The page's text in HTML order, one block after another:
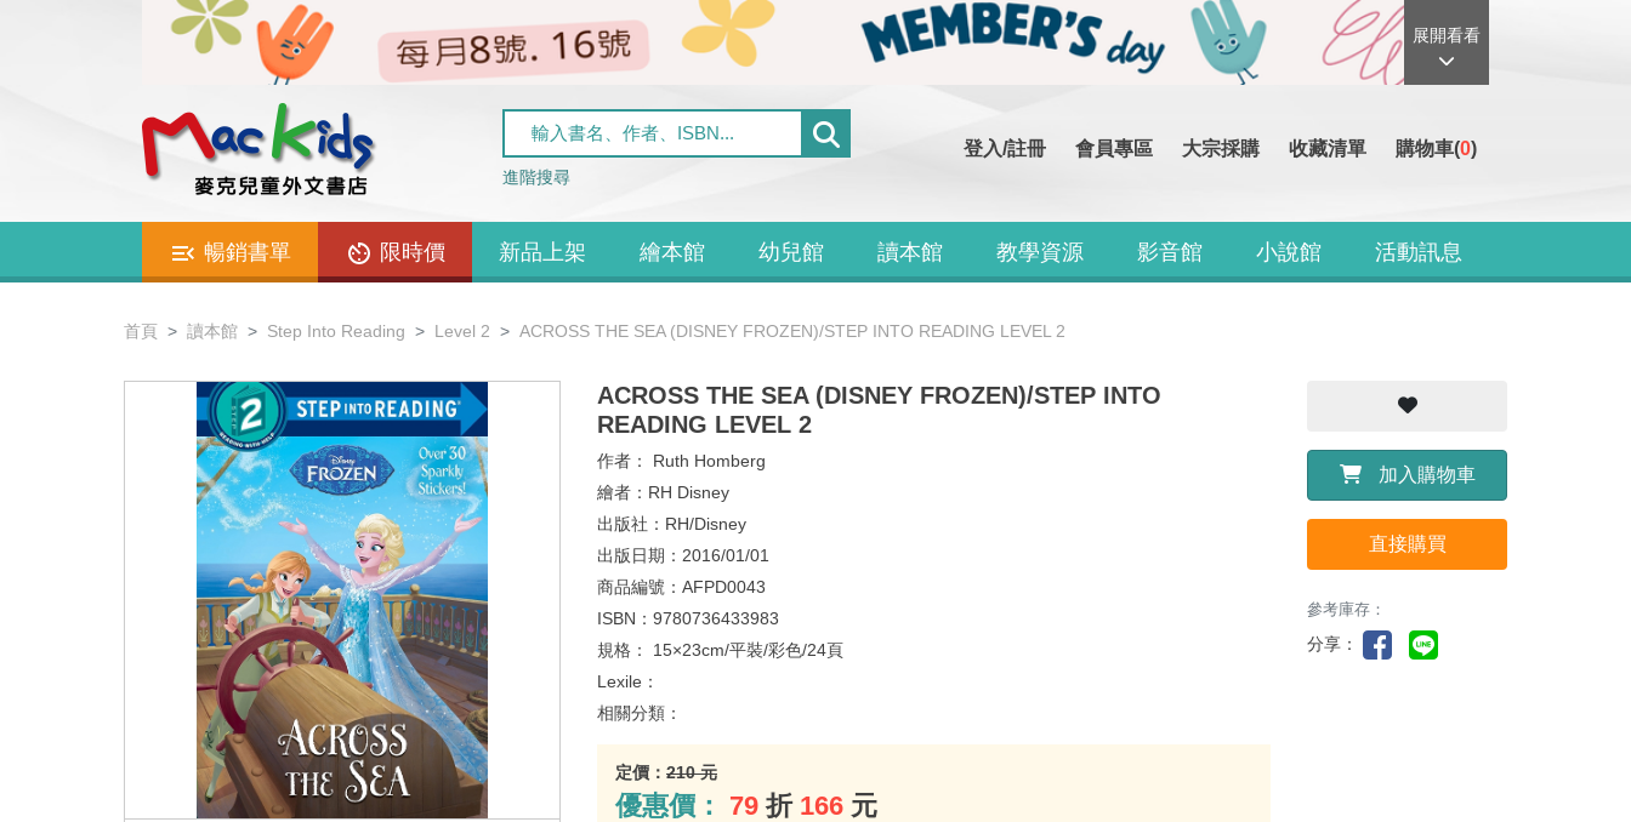
展開看看
進階搜尋
登入/註冊 會員專區 大宗採購 收藏清單 購物車(0)
暢銷書單 限時價 新品上架 繪本館 幼兒館 讀本館 教學資源 影音館 小說館 活動訊息
首頁 讀本館 Step Into Reading Level 2 ACROSS THE SEA (DISNEY FROZEN)/STEP INTO READING LEVEL 2
ACROSS THE SEA (DISNEY FROZEN)/STEP INTO
READING LEVEL 2
作者： Ruth Homberg
繪者： RH Disney
出版社： RH/Disney
出版日期： 2016/01/01
商品編號： AFPD0043
ISBN： 9780736433983
規格： 15×23cm/平裝/彩色/24頁
Lexile：
相關分類：
定價： 210 元
優惠價： 79 折 166 元
加入購物車
直接購買
參考庫存：
分享：